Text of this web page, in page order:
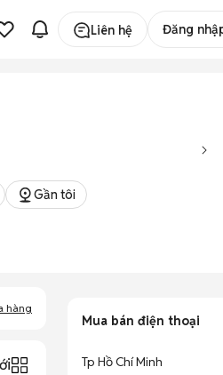
Liên hệ Đăng
Gần tôi
hàng
Mua bán điện thoại
Tp Hồ Chí Minh